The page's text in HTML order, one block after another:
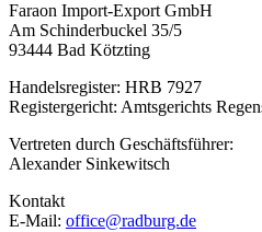
Faraon Import-Export GmbH
Am Schinderbuckel 35/5
93444 Bad Kötzting
Handelsregister: HRB 7927
Registergericht: Amtsgerichts
Vertreten durch Geschäftsführer:
Alexander Sinkewitsch
Kontakt
E-Mail: office@radburg.de